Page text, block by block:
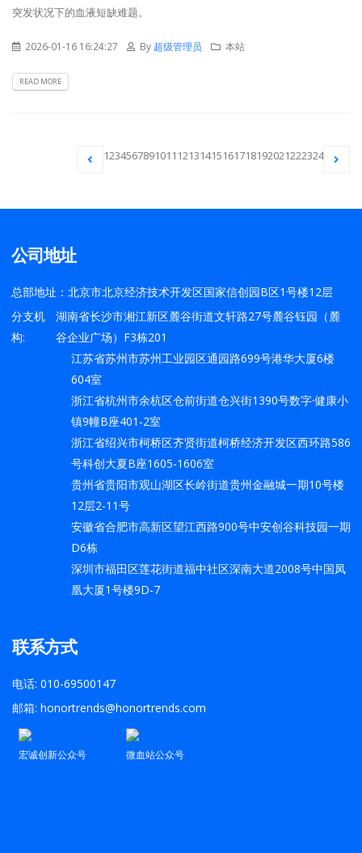
突发状况下的血液短缺难题。
2026-01-16 16:24:27 By 超级管理员 本站
READ MORE
1234567891011 12131415161718192021222324
公司地址
总部地址：北京市北京经济技术开发区国家信创园B区1号楼12层
分支机
构:
湖南省长沙市湘江新区麓谷街道文轩路27号麓谷钰园（麓
谷企业广场）F3栋201
江苏省苏州市苏州工业园区通园路699号港华大厦6楼
604室
浙江省杭州市余杭区仓前街道仓兴街1390号数字·健康小
镇9幢B座401-2室
浙江省绍兴市柯桥区齐贤街道柯桥经济开发区西环路586
号科创大夏B座1605-1606室
贵州省贵阳市观山湖区长岭街道贵州金融城一期10号楼
12层2-11号
安徽省合肥市高新区望江西路900号中安创谷科技园一期
D6栋
深圳市福田区莲花街道福中社区深南大道2008号中国凤
凰大厦1号楼9D-7
联系方式
电话: 010-69500147
邮箱: honortrends@honortrends.com
宏诚创新公众号 微血站公众号